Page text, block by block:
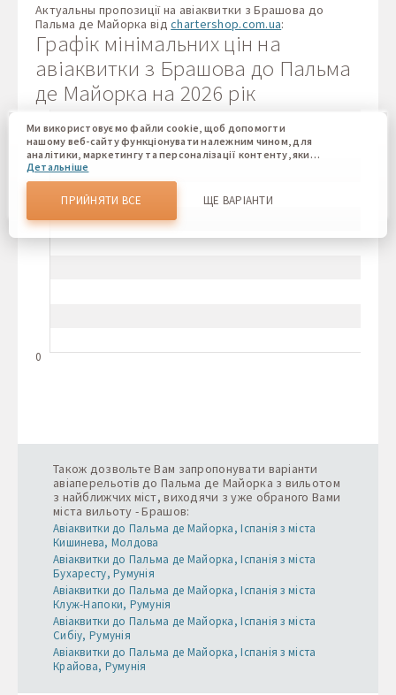
Актуальны пропозиції на авіаквитки з Брашова до
Пальма де Майорка відchartershop.com.ua:
Графік мінімальних цін на
авіаквитки з Брашова до Пальма
де Майорка на 2026 рік
0
Також дозвольте Вам запропонувати варіанти
авіаперельотів до Пальма де Майорка з вильотом
з найближчих міст, виходячи з уже обраного Вами
міста вильоту - Брашов:
Авіаквитки до Пальма де Майорка, Іспанія з міста
Кишинева, Молдова
Авіаквитки до Пальма де Майорка, Іспанія з міста
Бухаресту, Румунія
Авіаквитки до Пальма де Майорка, Іспанія з міста
Клуж-Напоки, Румунія
Авіаквитки до Пальма де Майорка, Іспанія з міста
Сибіу, Румунія
Авіаквитки до Пальма де Майорка, Іспанія з міста
Крайова, Румунія
Ми використовуємо файли cookie, щоб допомогти
нашому веб-сайту функціонувати належним чином, для
аналітики, маркетингу та персоналізації контенту, який
ви бачите. Файли cookie дозволяють нам відрізняти Вас
від інших користувачів нашого веб-сайту. Розуміння того,
як ви використовуєте наш веб-сайт, допомагає нам
надати вам найкращі можливості та внести зміни для
покращення нашого сайту в майбутньому. Підтвердивши,
Детальніше
ПРИЙНЯТИ ВСЕ ЩЕ ВАРІАНТИ